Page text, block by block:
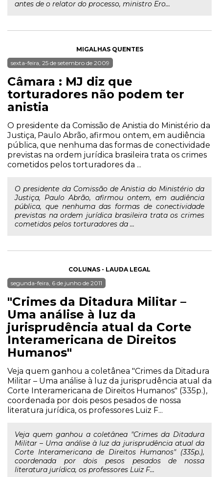
antes de o relator do processo, ministro Ero...
MIGALHAS QUENTES
sexta-feira, 25 de setembro de 2009
Câmara : MJ diz que
torturadores não podem ter
anistia
O presidente da Comissão de Anistia do Ministério da
Justiça, Paulo Abrão, afirmou ontem, em audiência
pública, que nenhuma das formas de conectividade
previstas na ordem jurídica brasileira trata os crimes
cometidos pelos torturadores da ...
O presidente da Comissão de Anistia do Ministério da
Justiça, Paulo Abrão, afirmou ontem, em audiência
pública, que nenhuma das formas de conectividade
previstas na ordem jurídica brasileira trata os crimes
cometidos pelos torturadores da ...
COLUNAS - LAUDA LEGAL
segunda-feira, 6 de junho de 2011
"Crimes da Ditadura Militar –
Uma análise à luz da
jurisprudência atual da Corte
Interamericana de Direitos
Humanos"
Veja quem ganhou a coletânea "Crimes da Ditadura
Militar – Uma análise à luz da jurisprudência atual da
Corte Interamericana de Direitos Humanos" (335p.),
coordenada por dois pesos pesados de nossa
literatura jurídica, os professores Luiz F...
Veja quem ganhou a coletânea "Crimes da Ditadura
Militar – Uma análise à luz da jurisprudência atual da
Corte Interamericana de Direitos Humanos" (335p.),
coordenada por dois pesos pesados de nossa
literatura jurídica, os professores Luiz F...